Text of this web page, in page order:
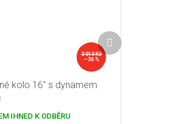
3 013 Kč
–36 %
kolo 16" s dynamem
IHNED K ODBĚRU
Další
produkt